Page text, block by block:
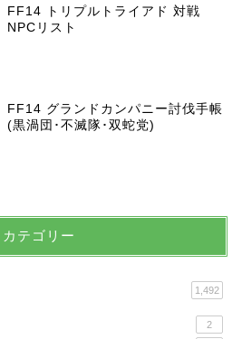
FF14 トリプルトライアド 対戦
NPCリスト
FF14 グランドカンパニー討伐手帳
(黒渦団･不滅隊･双蛇党)
カテゴリー
1,492
2